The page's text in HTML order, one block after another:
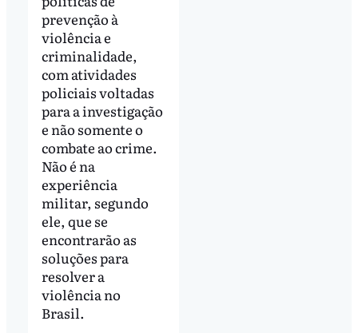
prevenção à
violência e
criminalidade,
com atividades
policiais voltadas
para a investigação
e não somente o
combate ao crime.
Não é na
experiência
militar, segundo
ele, que se
encontrarão as
soluções para
resolver a
violência no
Brasil.